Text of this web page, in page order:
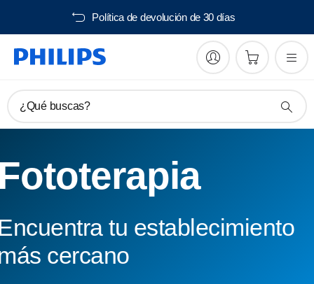
Política de devolución de 30 días
¿Qué buscas?
tu establecimiento
cercano